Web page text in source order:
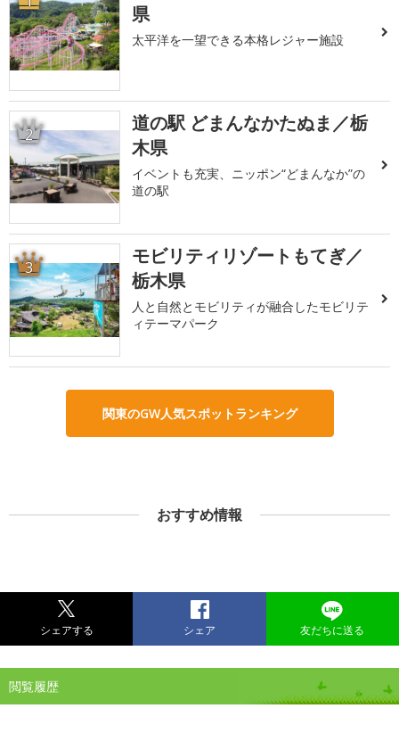
県
太平洋を一望できる本格レジャー施設
2
道の駅 どまんなかたぬま／栃
木県
イベントも充実、ニッポン“どまんなか”の
道の駅
3
モビリティリゾートもてぎ／
栃木県
人と自然とモビリティが融合したモビリテ
ィテーマパーク
関東のGW人気スポットランキング
おすすめ情報
シェアする シェア 友だちに送る
閲覧履歴